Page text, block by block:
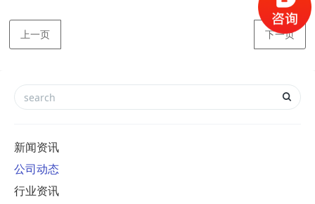
上一页 下一页
新闻资讯
公司动态
行业资讯